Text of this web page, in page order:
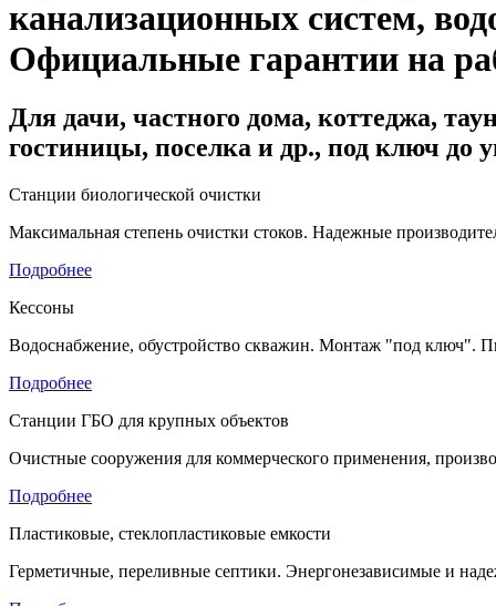
канализационных систем,
Официальные гарантии на
Для дачи, частного дома, коттеджа,
гостиницы, поселка и др., под ключ до
Станции биологической очистки
Максимальная степень очистки стоков. Надежные
Подробнее
Кессоны
Водоснабжение, обустройство скважин. Монтаж "под ключ".
Подробнее
Станции ГБО для крупных объектов
Очистные сооружения для коммерческого применения,
Подробнее
Пластиковые, стеклопластиковые емкости
Герметичные, переливные септики. Энергонезависимые и